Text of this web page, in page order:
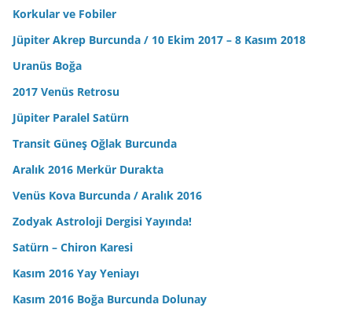
Korkular ve Fobiler
Jüpiter Akrep Burcunda / 10 Ekim 2017 – 8 Kasım 2018
Uranüs Boğa
2017 Venüs Retrosu
Jüpiter Paralel Satürn
Transit Güneş Oğlak Burcunda
Aralık 2016 Merkür Durakta
Venüs Kova Burcunda / Aralık 2016
Zodyak Astroloji Dergisi Yayında!
Satürn – Chiron Karesi
Kasım 2016 Yay Yeniayı
Kasım 2016 Boğa Burcunda Dolunay